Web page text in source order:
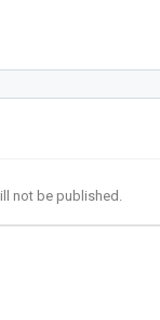
not be published.